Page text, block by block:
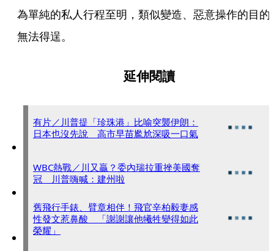
為單純的私人行程至明，類似變造、惡意操作的目的
無法得逞。
延伸閱讀
有片／川普提「珍珠港」比喻突襲伊朗：
日本也沒先說 高市早苗尷尬深吸一口氣
WBC熱戰／川又贏？委內瑞拉重挫美國奪
冠 川普嗨喊：建州啦
舊飛行手錶、臂章相伴！飛官辛柏毅妻感
性發文惹鼻酸 「謝謝讓他犧牲變得如此
榮耀」